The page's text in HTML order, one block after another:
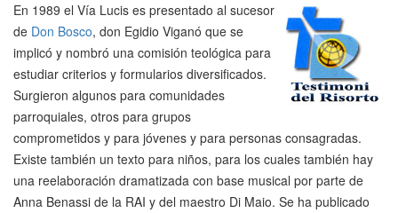
En 1989 el Vía Lucis es presentado al sucesor
de Don Bosco, don Egidio Viganó que se
implicó y nombró una comisión teológica para
estudiar criterios y formularios diversificados.
Surgieron algunos para comunidades
parroquiales, otros para grupos
comprometidos y para jóvenes y para personas consagradas.
Existe también un texto para niños, para los cuales también hay
una reelaboración dramatizada con base musical por parte de
Anna Benassi de la RAI y del maestro Di Maio. Se ha publicado